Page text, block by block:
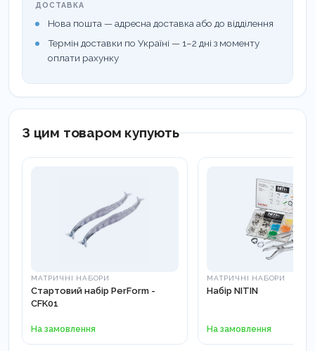
ДОСТАВКА
Нова пошта — адресна доставка або до відділення
Термін доставки по Україні — 1–2 дні з моменту
оплати рахунку
З цим товаром купують
МАТРИЧНІ НАБОРИ
Стартовий набір PerForm -
CFK01
На замовлення
МАТРИЧНІ НАБОРИ
Набір NITIN
На замовлення